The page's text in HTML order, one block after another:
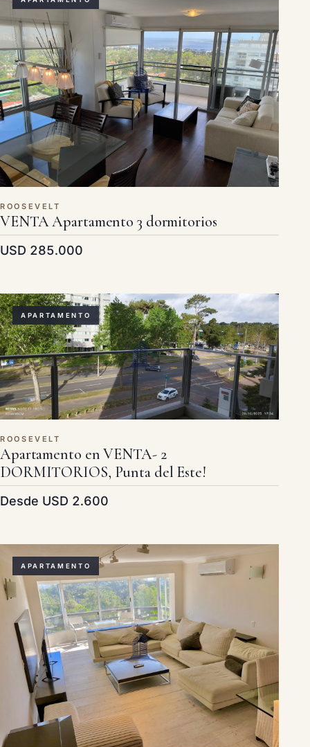
ROOSEVELT
VENTA Apartamento 3 dormitorios
USD 285.000
APARTAMENTO
ROOSEVELT
Apartamento en VENTA- 2
DORMITORIOS, Punta del Este!
Desde USD 2.600
APARTAMENTO